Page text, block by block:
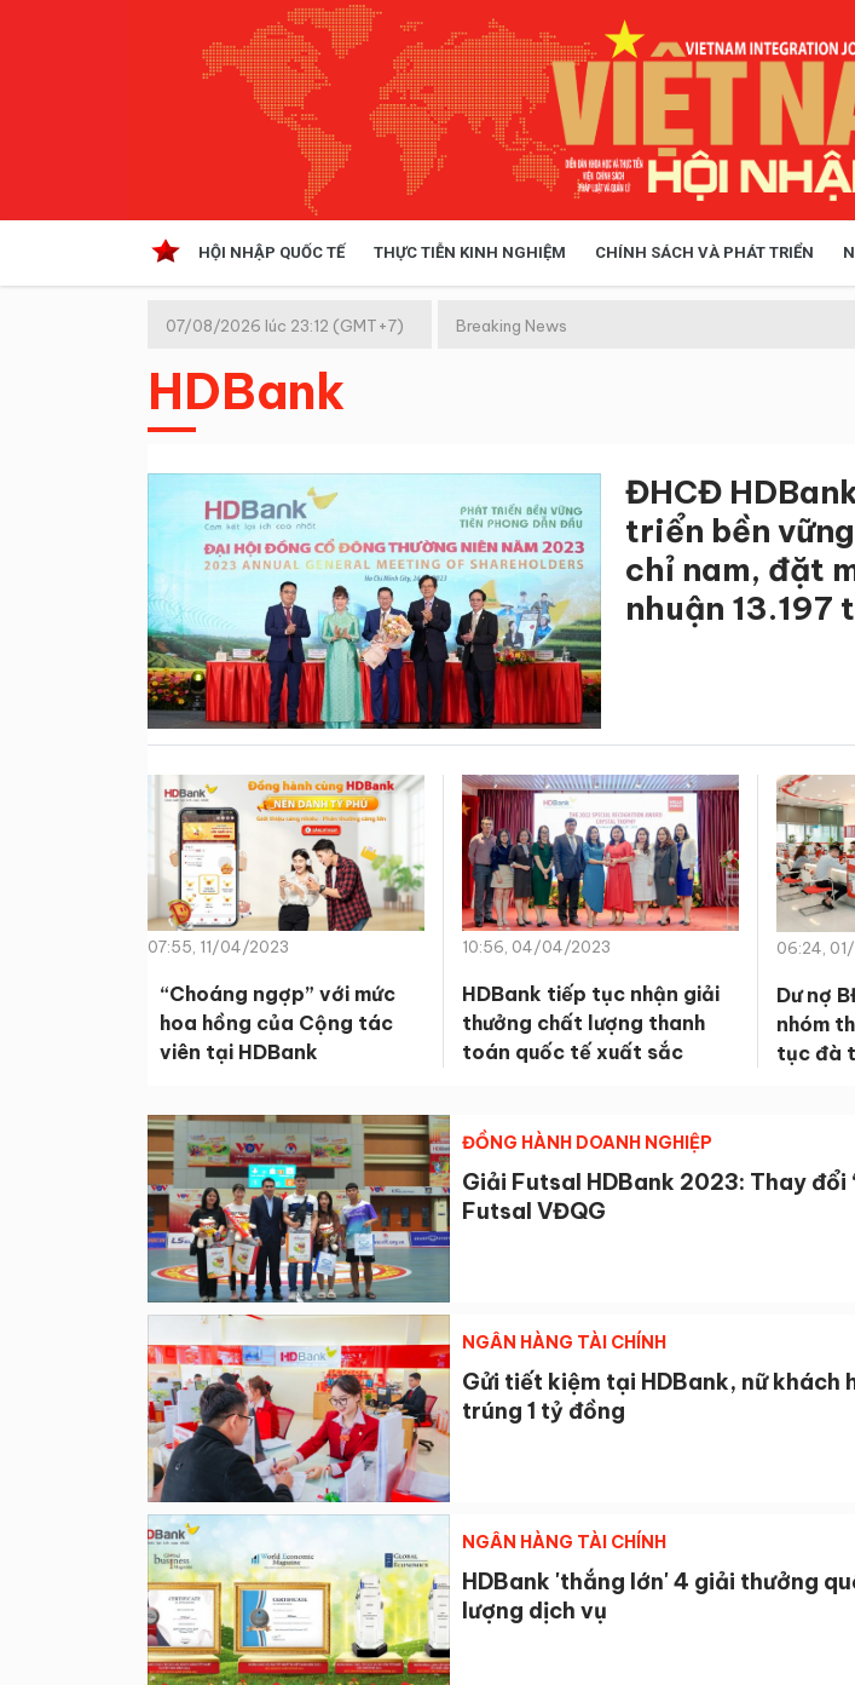
HỘI NHẬP QUỐC TẾ THỰC TIỄN KINH NGHIỆM CHÍNH SÁCH VÀ PHÁT TRIỂN
Kinh tế hội nhập
Doanh nghiệp
NGHIÊN CỨU PHÁP LUẬT
07/08/2026 lúc 23:12 (GMT+7) Breaking News
HDBank
ĐHCĐ
triển bền
chỉ nam, đặt
nhuận 13.197
07:55, 11/04/2023
“Choáng ngợp” với mức
hoa hồng của Cộng tác
viên tại HDBank
10:56, 04/04/2023
HDBank tiếp tục nhận giải
thưởng chất lượng thanh
toán quốc tế xuất sắc
06:24,
Dư nợ
nhóm
tục đà
ĐỒNG HÀNH DOANH NGHIỆP
Giải Futsal HDBank 2023: Thay đổi
Futsal VĐQG
NGÂN HÀNG TÀI CHÍNH
Gửi tiết kiệm tại HDBank, nữ khách
trúng 1 tỷ đồng
NGÂN HÀNG TÀI CHÍNH
HDBank 'thắng lớn' 4 giải thưởng
lượng dịch vụ